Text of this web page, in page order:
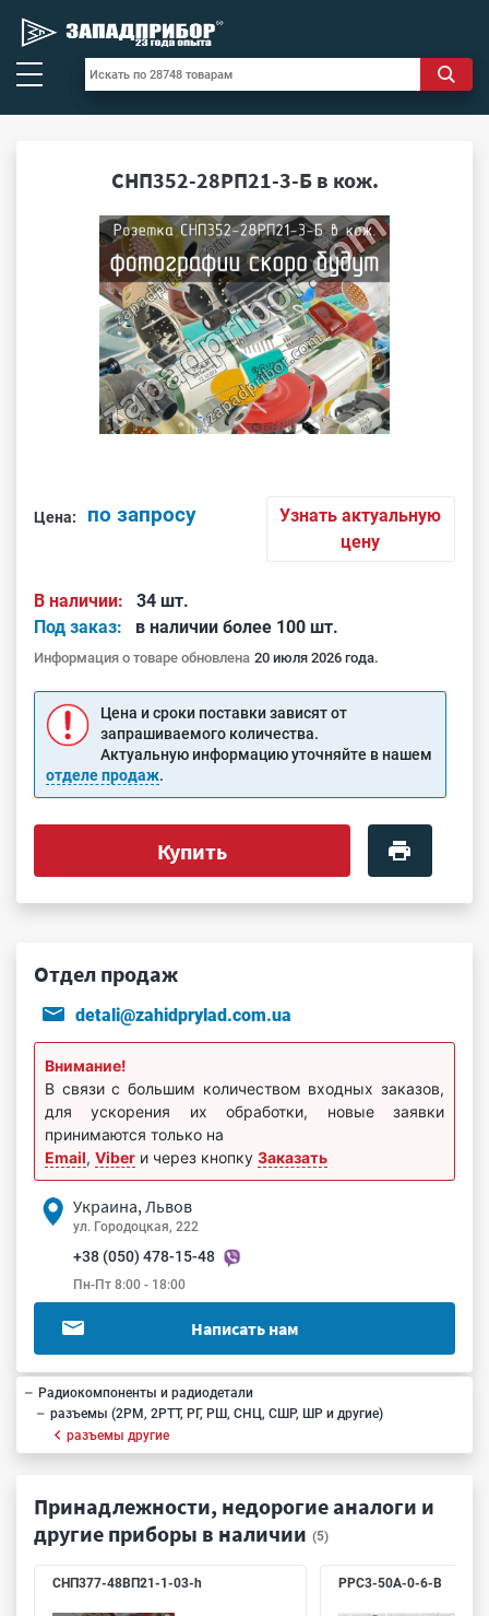
СНП352-28РП21-3-Б в кож.
Цена: по запросу
Узнать актуальную
цену
В наличии:
34 шт.
Под заказ:
в наличии более 100 шт.
Информация о товаре обновлена 20 июля 2026 года.
Цена и сроки поставки зависят от
запрашиваемого количества.
Актуальную информацию уточняйте в нашем
отделе продаж.
Купить
Отдел продаж
detali@zahidprylad.com.ua
Внимание!
В связи с большим количеством входных заказов,
для ускорения их обработки, новые заявки
принимаются только на
Email, Viber и через кнопку Заказать
Украина, Львов
ул. Городоцкая, 222
+38 (050) 478-15-48
Пн-Пт 8:00 - 18:00
Написать нам
Радиокомпоненты и радиодетали
разъемы (2РМ, 2РТТ, РГ, РШ, СНЦ, СШР, ШР и другие)
разъемы другие
Принадлежности, недорогие аналоги и
другие приборы в наличии (5)
СНП377-48ВП21-1-03-h РРС3-50А-0-6-В